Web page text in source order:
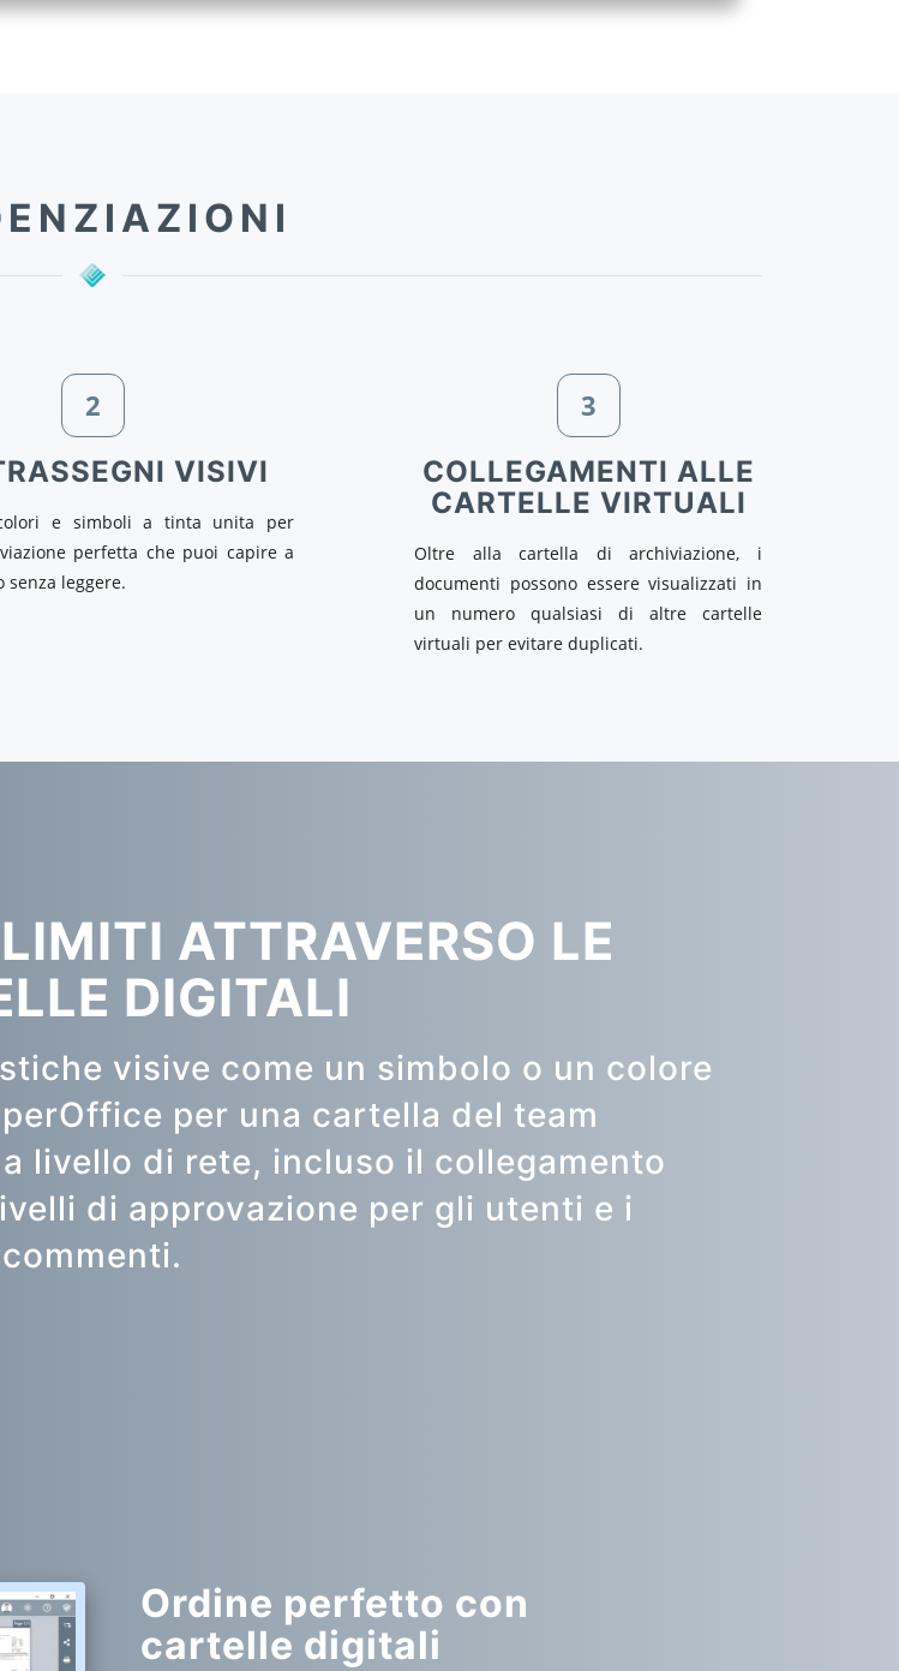
2
VISIVI
e simboli a tinta unita per
perfetta che puoi capire a
senza leggere.
3
COLLEGAMENTI ALLE
CARTELLE VIRTUALI
Oltre alla cartella di archiviazione, i
documenti possono essere visualizzati in
un numero qualsiasi di altre cartelle
virtuali per evitare duplicati.
ATTRAVERSO LE
DIGITALI
visive come un simbolo o un colore
per una cartella del team
livello di rete, incluso il collegamento
di approvazione per gli utenti e i
commenti.
Ordine perfetto con
cartelle digitali